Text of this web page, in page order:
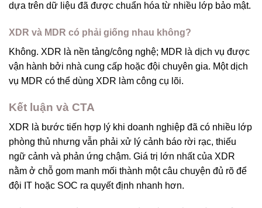
dựa trên dữ liệu đã được chuẩn hóa từ nhiều lớp bảo mật.
XDR và MDR có phải giống nhau không?
Không. XDR là nền tảng/công nghệ; MDR là dịch vụ được
vận hành bởi nhà cung cấp hoặc đội chuyên gia. Một dịch
vụ MDR có thể dùng XDR làm công cụ lõi.
Kết luận và CTA
XDR là bước tiến hợp lý khi doanh nghiệp đã có nhiều lớp
phòng thủ nhưng vẫn phải xử lý cảnh báo rời rạc, thiếu
ngữ cảnh và phản ứng chậm. Giá trị lớn nhất của XDR
nằm ở chỗ gom manh mối thành một câu chuyện đủ rõ để
đội IT hoặc SOC ra quyết định nhanh hơn.